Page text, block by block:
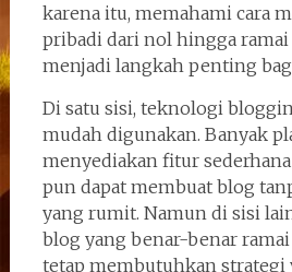
karena itu, memahami cara
pribadi dari nol hingga
menjadi langkah penting
Di satu sisi, teknologi
mudah digunakan. Banyak
menyediakan fitur
pun dapat membuat blog
yang rumit. Namun di sisi
blog yang benar-benar
tetap membutuhkan strategi